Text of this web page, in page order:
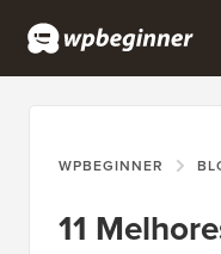
WPBEGINNER
11